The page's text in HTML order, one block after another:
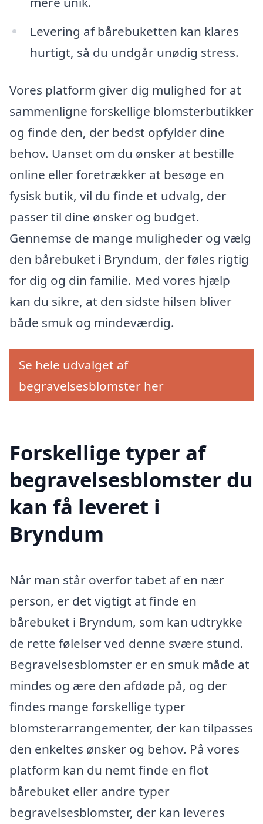
Levering af bårebuketten kan klares
hurtigt, så du undgår unødig stress.
Vores platform giver dig mulighed for at
sammenligne forskellige blomsterbutikker
og finde den, der bedst opfylder dine
behov. Uanset om du ønsker at bestille
online eller foretrækker at besøge en
fysisk butik, vil du finde et udvalg, der
passer til dine ønsker og budget.
Gennemse de mange muligheder og vælg
den bårebuket i Bryndum, der føles rigtig
for dig og din familie. Med vores hjælp
kan du sikre, at den sidste hilsen bliver
både smuk og mindeværdig.
Se hele udvalget af
begravelsesblomster her
Forskellige typer af
begravelsesblomster du
kan få leveret i
Bryndum
Når man står overfor tabet af en nær
person, er det vigtigt at finde en
bårebuket i Bryndum, som kan udtrykke
de rette følelser ved denne svære stund.
Begravelsesblomster er en smuk måde at
mindes og ære den afdøde på, og der
findes mange forskellige typer
blomsterarrangementer, der kan tilpasses
den enkeltes ønsker og behov. På vores
platform kan du nemt finde en flot
bårebuket eller andre typer
begravelsesblomster, der kan leveres